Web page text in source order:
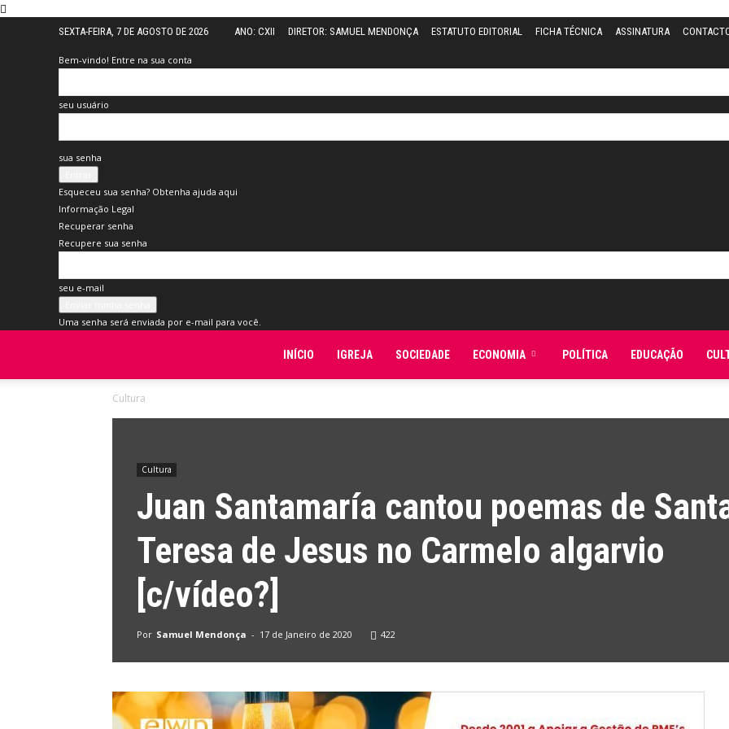
SEXTA-FEIRA, 7 DE AGOSTO DE 2026 ANO: CXII DIRETOR: SAMUEL MENDONÇA ESTATUTO EDITORIAL FICHA TÉCNICA ASSINATURA
Bem-vindo! Entre na sua conta
seu usuário
sua senha
Esqueceu sua senha? Obtenha ajuda aqui
Informação Legal
Recuperar senha
Recupere sua senha
seu e-mail
Uma senha será enviada por e-mail para você.
INÍCIO IGREJA SOCIEDADE ECONOMIA POLÍTICA EDUCAÇÃO
Cultura
Cultura
Juan Santamaría cantou poemas de
Teresa de Jesus no Carmelo algarvio
[c/vídeo?]
Por Samuel Mendonça - 17 de Janeiro de 2020 422